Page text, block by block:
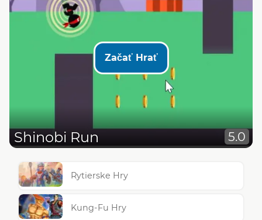
Začať Hrať
Shinobi Run 5.0
Rytierske Hry
Kung-Fu Hry